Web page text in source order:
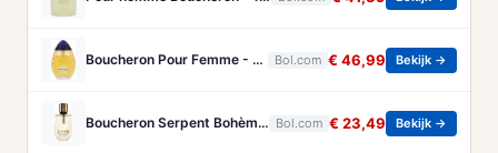
Boucheron Pour Femme - 100ml - Eau de toilette Bol.com € 46,99 Bekijk →
Boucheron Serpent Bohème Eau de Parfum 50 ml Bol.com € 23,49 Bekijk →